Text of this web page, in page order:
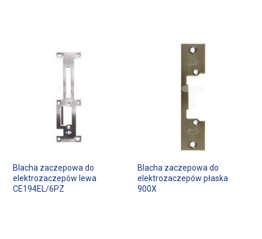
Blacha zaczepowa do
elektrozaczepów lewa
CE194EL/6PZ
Blacha zaczepowa do
elektrozaczepów płaska
900X